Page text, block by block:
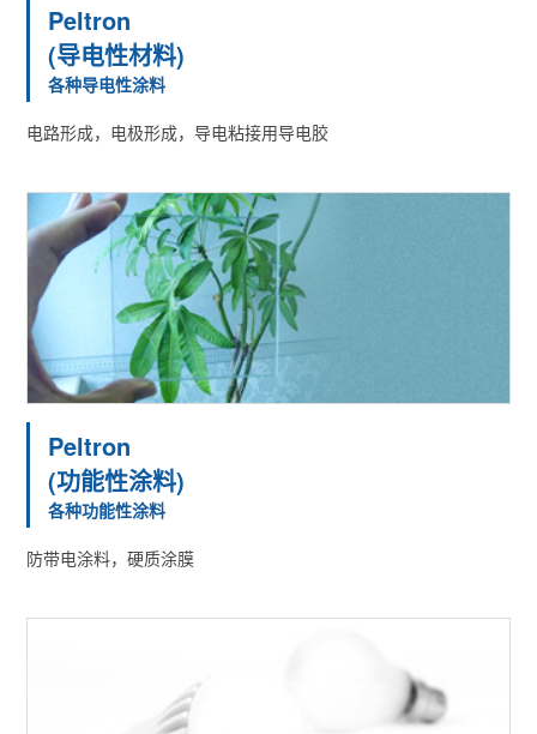
Peltron
(导电性材料)
各种导电性涂料
电路形成，电极形成，导电粘接用导电胶
Peltron
(功能性涂料)
各种功能性涂料
防带电涂料，硬质涂膜